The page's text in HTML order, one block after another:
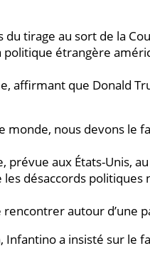
tirage au sort de la
étrangère
affirmant que Donald
monde, nous devons le
aux États-Unis,
désaccords politiques
autour d’une
Infantino a insisté sur le